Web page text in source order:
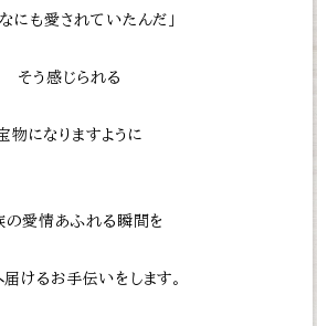
なにも愛されていたんだ」
そう感じられる
物になりますように
の愛情あふれる瞬間を
けるお手伝いをします。